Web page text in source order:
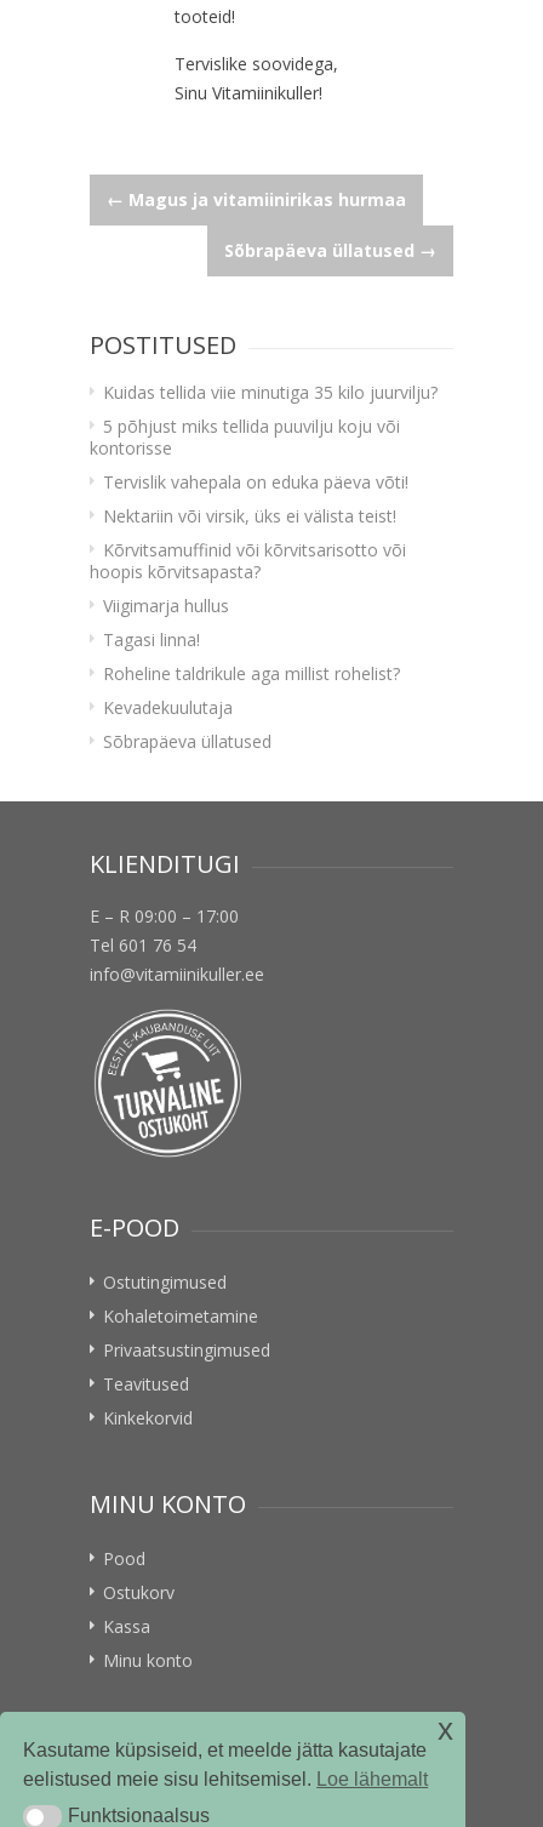
Kasutame küpsiseid, et meelde jätta kasutajate
eelistused meie sisu lehitsemisel. Loe lähemalt
Funktsionaalsus
Funktsionaalsus
x
tooteid!
Tervislike soovidega,
Sinu Vitamiinikuller!
Navigeerimine
← Magus ja vitamiinirikas hurmaa
Sõbrapäeva üllatused →
POSTITUSED
Kuidas tellida viie minutiga 35 kilo juurvilju?
5 põhjust miks tellida puuvilju koju või
kontorisse
Tervislik vahepala on eduka päeva võti!
Nektariin või virsik, üks ei välista teist!
Kõrvitsamuffinid või kõrvitsarisotto või
hoopis kõrvitsapasta?
Viigimarja hullus
Tagasi linna!
Roheline taldrikule aga millist rohelist?
Kevadekuulutaja
Sõbrapäeva üllatused
KLIENDITUGI
E – R 09:00 – 17:00
Tel 601 76 54
info@vitamiinikuller.ee
E-POOD
Ostutingimused
Kohaletoimetamine
Privaatsustingimused
Teavitused
Kinkekorvid
MINU KONTO
Pood
Ostukorv
Kassa
Minu konto
VITAMIINIKULLER.EE